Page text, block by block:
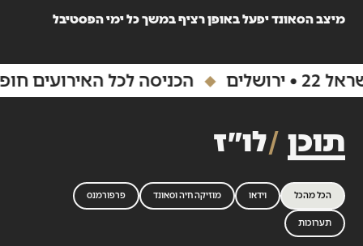
מיצב הסאונד יפעל באופן רציף במשך כל ימי הפסטיבל
הכניסה לכל האירועים
תוכן לו״ז
הכל מהכל וידאו מוזיקה חיה וסאונד פרפורמנס
תערוכות